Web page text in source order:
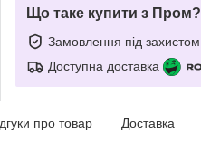
Що таке купити з Пром?
Замовлення під захистом
Доступна доставка
про товар Доставка